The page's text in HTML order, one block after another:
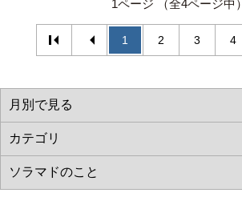
1ページ （全4ページ中）
1 2 3 4